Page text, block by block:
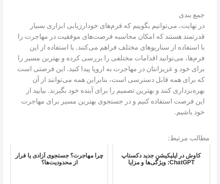
جمع بندی
در نهایت، می‌توانیم بگوییم که فرم‌های خودارزیابی ابزاری بسیار
قدرتمند هستند که امکان محاسبه فرصت‌های موفقیت در مهاجرت را
با استفاده از سناریوهای مختلف فراهم می‌کنند. با استفاده از این
فرم‌ها، می‌توانید اقدامات مختلفی را بررسی کرده و بهترین مسیر را
برای خود و عزیزانتان در مهاجرت به اروپا پیدا کنید. این فرصتی است
که برای همه قابل دسترسی است، بنابراین همه می‌توانند از آن
بهره‌برداری کنند و بهترین تصمیم را برای آینده خود بگیرند. بیایید از
این فرصت استفاده کنیم و در جستجوی بهترین مسیر برای مهاجرت
خود باشیم.
مطالب مرتبط:
کاوش در اپلیکیشن جدید دکستاپ
ChatGPT: ویژگی‌ها و مزایا
چرا مهاجرت؟ جستجوی آزادی یا فرار
از محدودیت‌ها؟